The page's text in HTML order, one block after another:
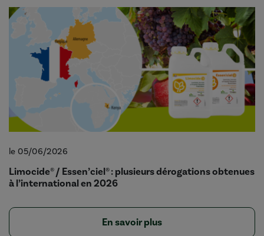
le 05/06/2026
Limocide® / Essen’ciel® : plusieurs dérogations obtenues
à l’international en 2026
En savoir plus